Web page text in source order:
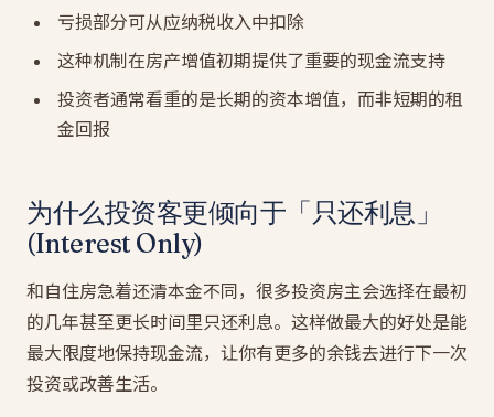
亏损部分可从应纳税收入中扣除
这种机制在房产增值初期提供了重要的现金流支持
投资者通常看重的是长期的资本增值，而非短期的租
金回报
为什么投资客更倾向于「只还利息」
(Interest Only)
和自住房急着还清本金不同，很多投资房主会选择在最初
的几年甚至更长时间里只还利息。这样做最大的好处是能
最大限度地保持现金流，让你有更多的余钱去进行下一次
投资或改善生活。